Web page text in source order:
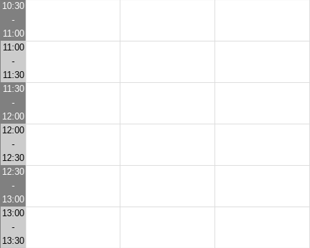
10:30
-
11:00
11:00
-
11:30
11:30
-
12:00
12:00
-
12:30
12:30
-
13:00
13:00
-
13:30